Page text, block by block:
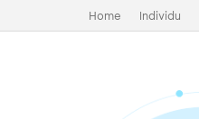
Home Individu